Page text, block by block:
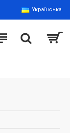
Українська